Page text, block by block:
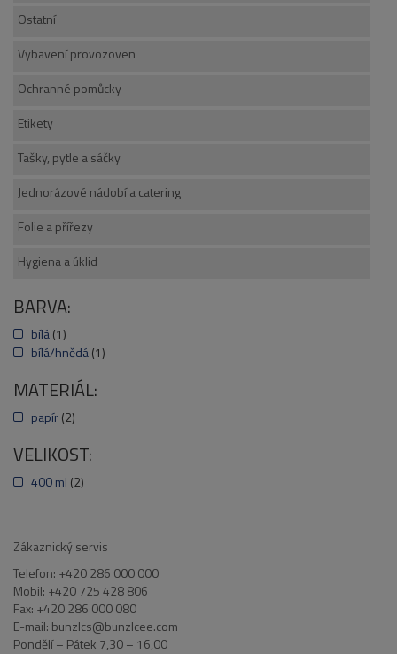
Ostatní
Vybavení provozoven
Ochranné pomůcky
Etikety
Tašky, pytle a sáčky
Jednorázové nádobí a catering
Folie a přířezy
Hygiena a úklid
BARVA:
bílá (1)
bílá/hnědá (1)
MATERIÁL:
papír (2)
VELIKOST:
400 ml (2)
Zákaznický servis
Telefon: +420 286 000 000
Mobil: +420 725 428 806
Fax: +420 286 000 080
E-mail: bunzlcs@bunzlcee.com
Pondělí – Pátek 7,30 – 16,00